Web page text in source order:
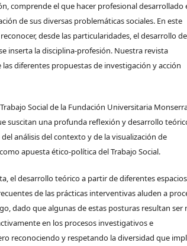
comprende el que hacer profesional desarrollado
de sus diversas problemáticas sociales. En este
desde las particularidades, el desarrollo
inserta la disciplina-profesión. Nuestra revista
diferentes propuestas de investigación y acción
Social de la Fundación Universitaria
suscitan una profunda reflexión y desarrollo
análisis del contexto y de la visualización de
apuesta ético-política del Trabajo Social.
el desarrollo teórico a partir de diferentes
de las prácticas interventivas aluden a
dado que algunas de estas posturas resultan ser
en los procesos investigativos e
reconociendo y respetando la diversidad que